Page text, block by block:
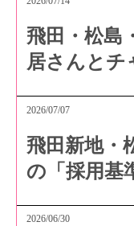
飛田・松島
居さんとチ
2026/07/07
飛田新地・
の「採用基
2026/06/30